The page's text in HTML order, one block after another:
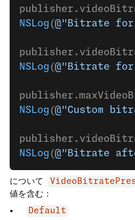
NSLog (@"Bitrate for
NSLog (@"Bitrate for
NSLog (@"Custom
NSLog (@"Bitrate
について
値を含む：
Default